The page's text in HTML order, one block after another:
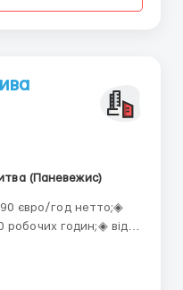
(Паневежис)
євро/год нетто;◈
робочих годин;◈ від
2 дні на день, 2